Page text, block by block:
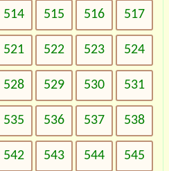
514 515 516 517
521 522 523 524
528 529 530 531
535 536 537 538
542 543 544 545